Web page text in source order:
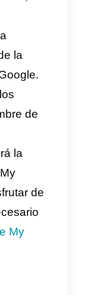
de
potenciar
junto
My
My
Este